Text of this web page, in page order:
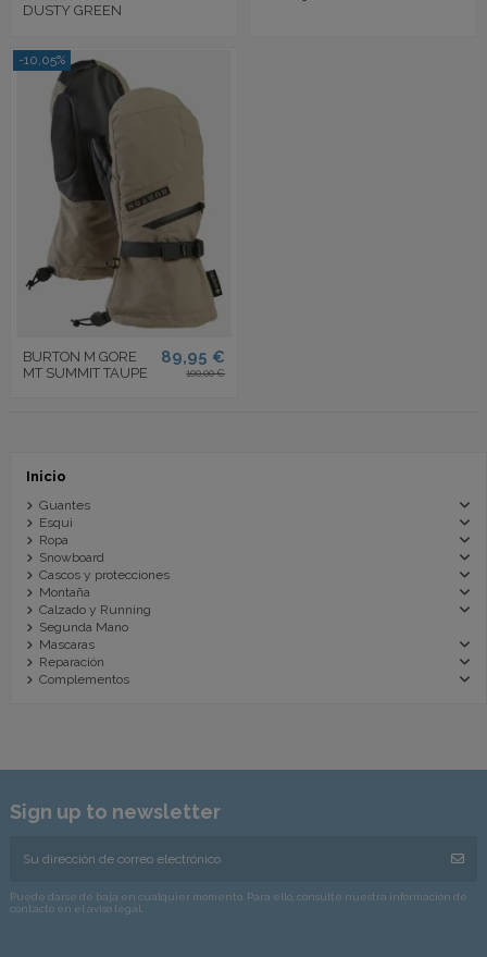
DUSTY GREEN
-10,05%
BURTON M GORE
MT SUMMIT TAUPE
89,95 €
100,00 €
Inicio
Guantes
Esqui
Ropa
Snowboard
Cascos y protecciones
Montaña
Calzado y Running
Segunda Mano
Mascaras
Reparación
Complementos
Sign up to newsletter
Puede darse de baja en cualquier momento. Para ello, consulte nuestra información de
contacto en el aviso legal.